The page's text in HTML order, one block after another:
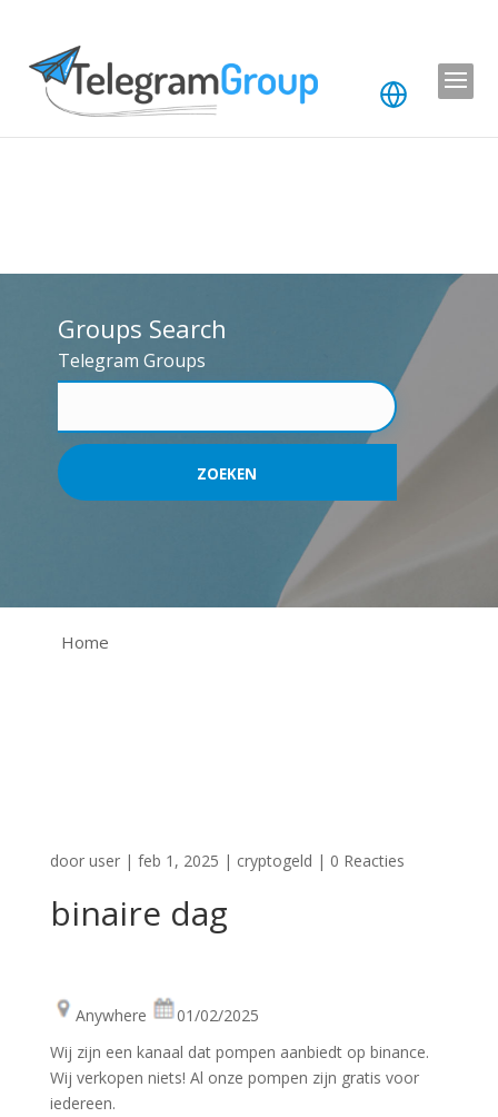
Groups Search
Telegram Groups
Home
door user| feb 1, 2025 | cryptogeld | 0 Reacties
binaire dag
Anywhere
01/02/2025
Wij zijn een kanaal dat pompen aanbiedt op binance.
Wij verkopen niets! Al onze pompen zijn gratis voor
iedereen.